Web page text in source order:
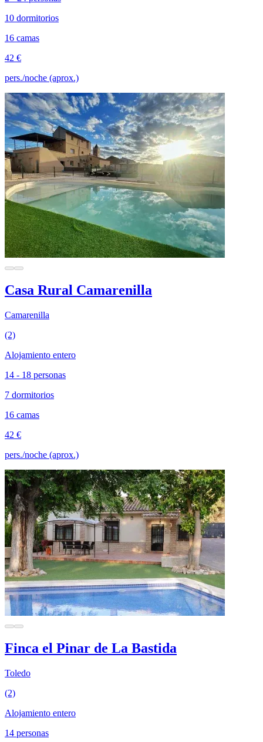
10 dormitorios
16 camas
42 €
pers./noche (aprox.)
Casa Rural Camarenilla
Camarenilla
(2)
Alojamiento entero
14 - 18 personas
7 dormitorios
16 camas
42 €
pers./noche (aprox.)
Finca el Pinar de La Bastida
Toledo
(2)
Alojamiento entero
14 personas